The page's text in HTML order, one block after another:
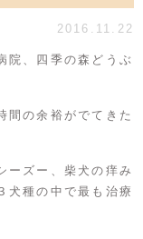
2016.11.22
院、四季の森どうぶ
間の余裕がでてきた
ーズー、柴犬の痒み
犬種の中で最も治療